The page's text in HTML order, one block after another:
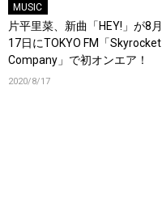
MUSIC
片平里菜、新曲「HEY!」が8月
17日にTOKYO FM「Skyrocket
Company」で初オンエア！
2020/8/17